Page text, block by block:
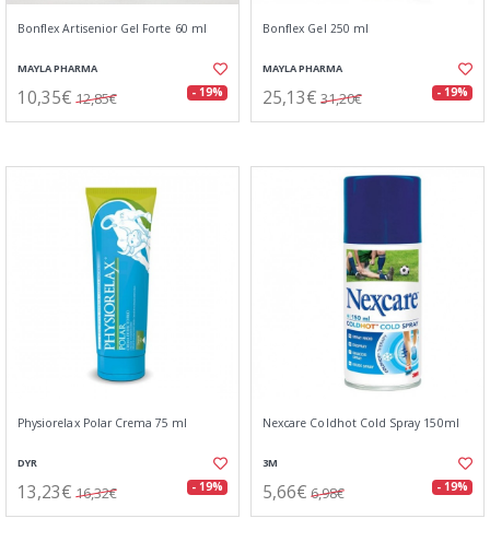
Bonflex Artisenior Gel Forte 60 ml
MAYLA PHARMA
10,35€ 12,85€ - 19%
Bonflex Gel 250 ml
MAYLA PHARMA
25,13€ 31,20€ - 19%
Physiorelax Polar Crema 75 ml
DYR
13,23€ 16,32€ - 19%
Nexcare Coldhot Cold Spray 150ml
3M
5,66€ 6,98€ - 19%